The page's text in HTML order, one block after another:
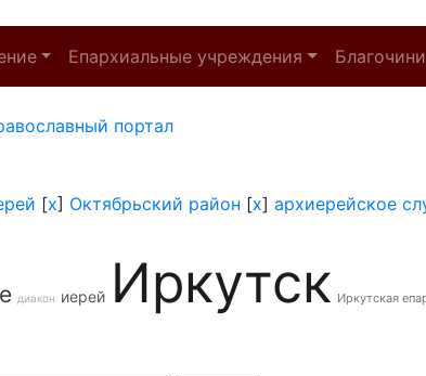
Епархиальные учреждения
портал
[x] Октябрьский район [x] архиерейское
диакон иерей Иркутск Иркутская